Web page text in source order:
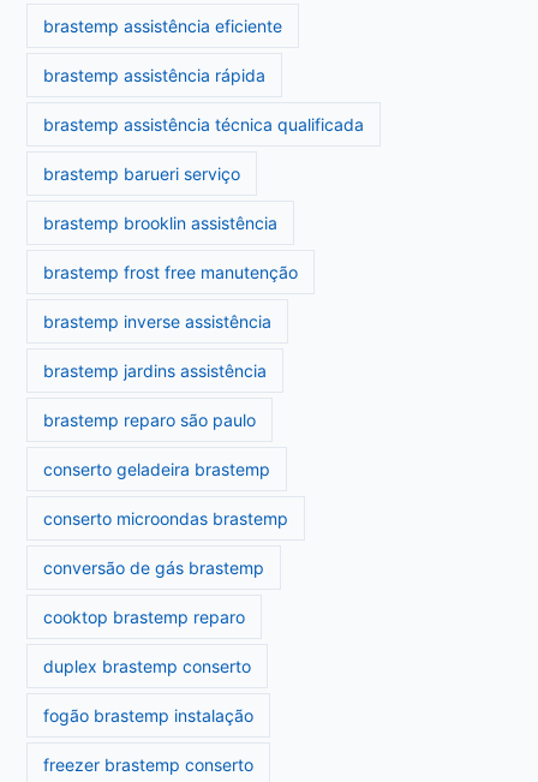
brastemp assistência eficiente
brastemp assistência rápida
brastemp assistência técnica qualificada
brastemp barueri serviço
brastemp brooklin assistência
brastemp frost free manutenção
brastemp inverse assistência
brastemp jardins assistência
brastemp reparo são paulo
conserto geladeira brastemp
conserto microondas brastemp
conversão de gás brastemp
cooktop brastemp reparo
duplex brastemp conserto
fogão brastemp instalação
freezer brastemp conserto